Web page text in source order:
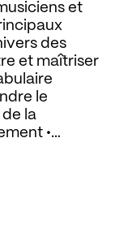
et
des
et maîtriser
le
la
•
projets